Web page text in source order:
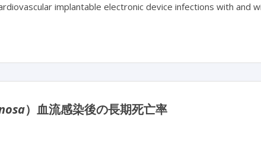
implantable electronic device infections with and
）血流感染後の長期死亡率